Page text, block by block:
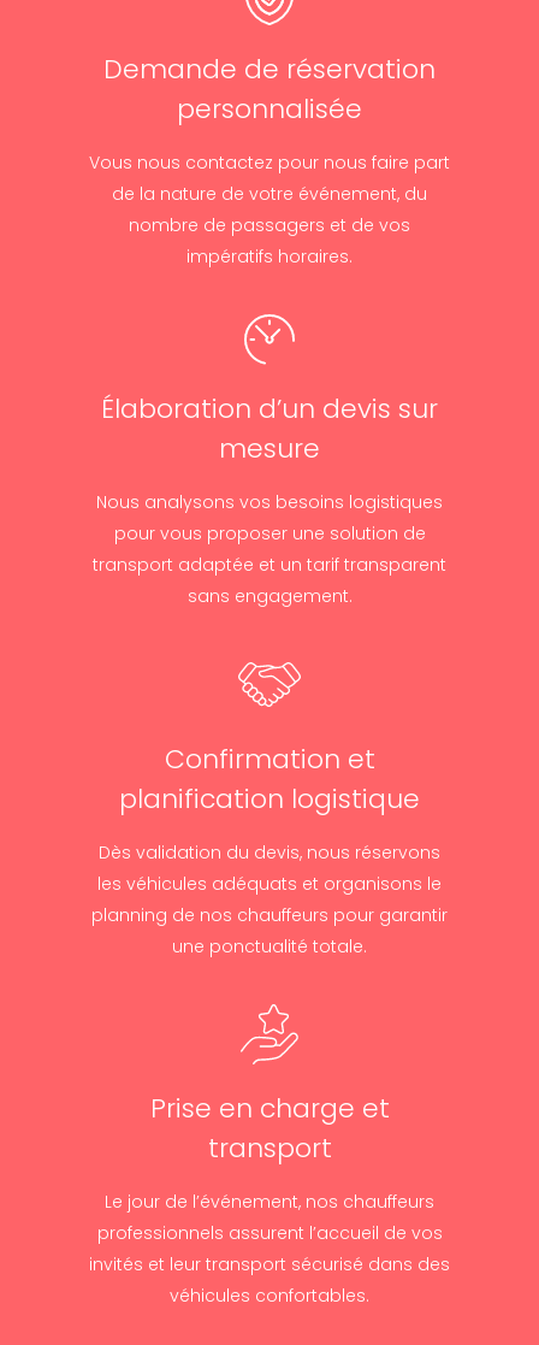
Demande de réservation
personnalisée
Vous nous contactez pour nous faire part
de la nature de votre événement, du
nombre de passagers et de vos
impératifs horaires.
Élaboration d’un devis sur
mesure
Nous analysons vos besoins logistiques
pour vous proposer une solution de
transport adaptée et un tarif transparent
sans engagement.
Confirmation et
planification logistique
Dès validation du devis, nous réservons
les véhicules adéquats et organisons le
planning de nos chauffeurs pour garantir
une ponctualité totale.
Prise en charge et
transport
Le jour de l’événement, nos chauffeurs
professionnels assurent l’accueil de vos
invités et leur transport sécurisé dans des
véhicules confortables.